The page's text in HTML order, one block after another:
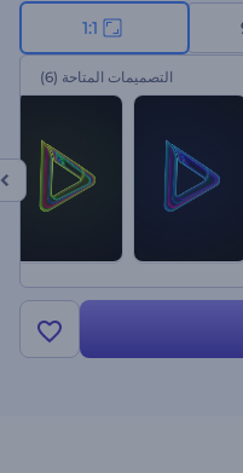
التقديمية لشركتك
جرب الآن!
1:1
التصميمات المتاحة (6)